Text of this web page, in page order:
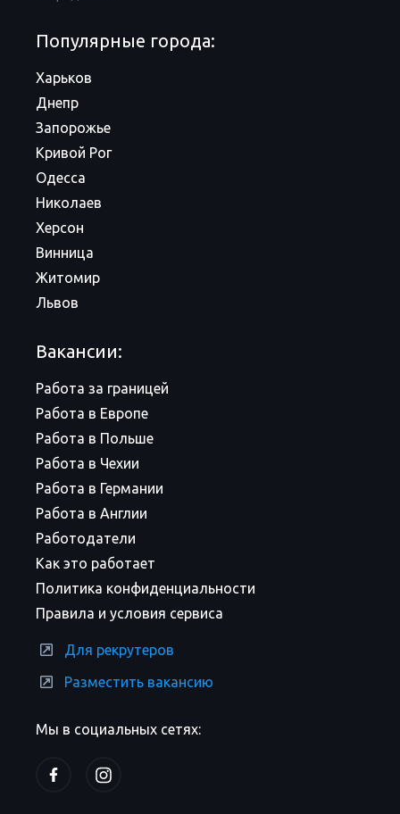
Мы в социальных сетях:
Популярные города:
Харьков
Днепр
Запорожье
Кривой Рог
Одесса
Николаев
Херсон
Винница
Житомир
Львов
Вакансии:
Работа за границей
Работа в Европе
Работа в Польше
Работа в Чехии
Работа в Германии
Работа в Англии
Работодатели
Как это работает
Политика конфиденциальности
Правила и условия сервиса
Для рекрутеров
Разместить вакансию